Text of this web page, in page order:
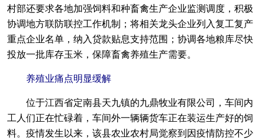
村部还要求各地加强饲料和种畜禽生产企业监测调度，积极
协调地方联防联控工作机制；将相关龙头企业列入复工复产
重点企业名单，纳入贷款贴息支持范围；协调各地粮库尽快
投放一批库存玉米，保障畜禽养殖生产需要。
养殖业痛点明显缓解
位于江西省定南县天九镇的九鼎牧业有限公司，车间内
工人们正在忙碌着，车间外一辆辆货车正在装运生产好的饲
料。疫情发生以来，该县农业农村局觉察到因疫情防控不少